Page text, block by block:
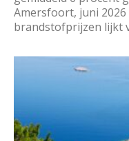
Amersfoort, juni
brandstofprijzen lijkt